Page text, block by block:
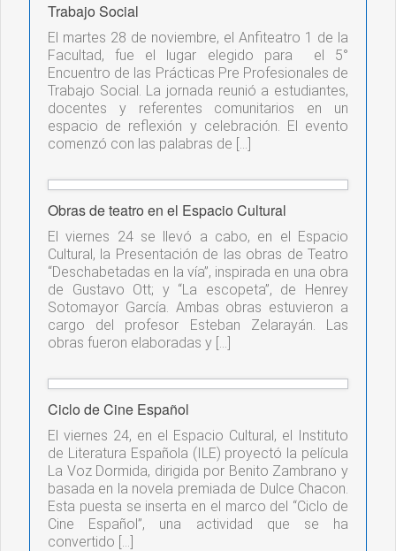
Trabajo Social
El martes 28 de noviembre, el Anfiteatro 1 de la
Facultad, fue el lugar elegido para el 5°
Encuentro de las Prácticas Pre Profesionales de
Trabajo Social. La jornada reunió a estudiantes,
docentes y referentes comunitarios en un
espacio de reflexión y celebración. El evento
comenzó con las palabras de […]
Obras de teatro en el Espacio Cultural
El viernes 24 se llevó a cabo, en el Espacio
Cultural, la Presentación de las obras de Teatro
“Deschabetadas en la vía”, inspirada en una obra
de Gustavo Ott; y “La escopeta”, de Henrey
Sotomayor García. Ambas obras estuvieron a
cargo del profesor Esteban Zelarayán. Las
obras fueron elaboradas y […]
Ciclo de Cine Español
El viernes 24, en el Espacio Cultural, el Instituto
de Literatura Española (ILE) proyectó la película
La Voz Dormida, dirigida por Benito Zambrano y
basada en la novela premiada de Dulce Chacon.
Esta puesta se inserta en el marco del “Ciclo de
Cine Español”, una actividad que se ha
convertido […]